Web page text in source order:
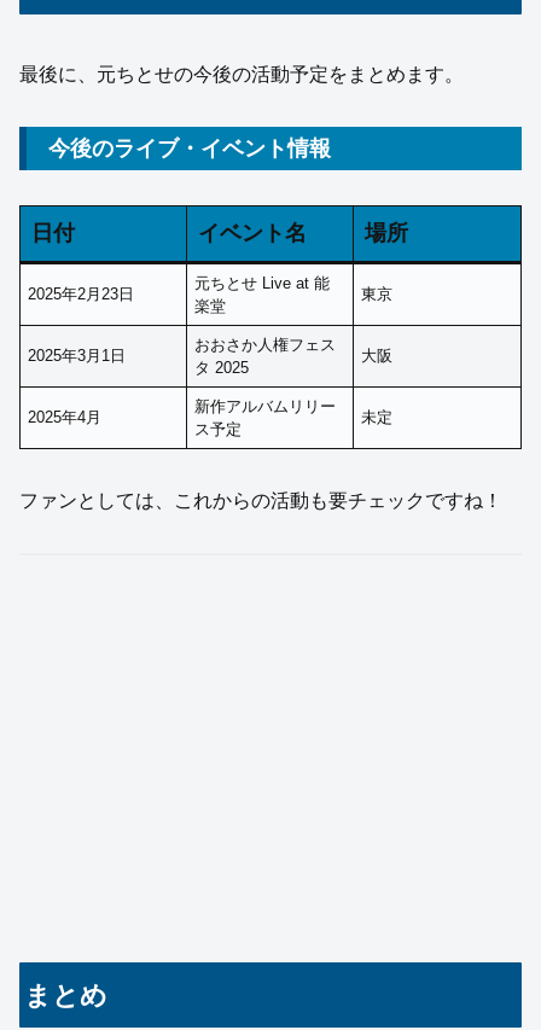
最後に、元ちとせの今後の活動予定をまとめます。
今後のライブ・イベント情報
日付 イベント名 場所
2025年2月23日
元ちとせ Live at 能
楽堂
東京
2025年3月1日
おおさか人権フェス
タ 2025
大阪
2025年4月
新作アルバムリリー
ス予定
未定
ファンとしては、これからの活動も要チェックですね！
まとめ